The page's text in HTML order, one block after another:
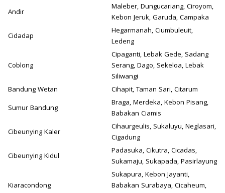
Andir
Maleber, Dungucariang, Ciroyom,
Kebon Jeruk, Garuda, Campaka
Cidadap
Hegarmanah, Ciumbuleuit,
Ledeng
Coblong
Cipaganti, Lebak Gede, Sadang
Serang, Dago, Sekeloa, Lebak
Siliwangi
Bandung Wetan
Cihapit, Taman Sari, Citarum
Sumur Bandung
Braga, Merdeka, Kebon Pisang,
Babakan Ciamis
Cibeunying Kaler
Cihaurgeulis, Sukaluyu, Neglasari,
Cigadung
Cibeunying Kidul
Padasuka, Cikutra, Cicadas,
Sukamaju, Sukapada, Pasirlayung
Kiaracondong
Sukapura, Kebon Jayanti,
Babakan Surabaya, Cicaheum,